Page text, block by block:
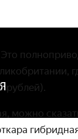
рублей).
можно